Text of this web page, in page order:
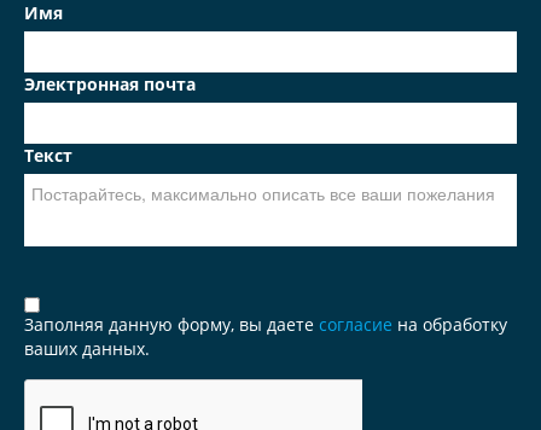
Имя
Электронная почта
Текст
Заполняя данную форму, вы даете согласие на обработку
ваших данных.